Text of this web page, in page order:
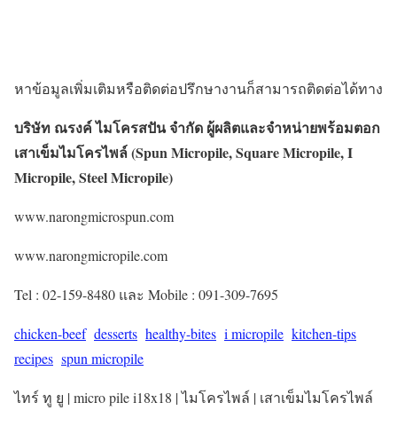
หาข้อมูลเพิ่มเติมหรือติดต่อปรึกษางานก็สามารถติดต่อได้ทาง
บริษัท ณรงค์ ไมโครสปัน จำกัด ผู้ผลิตและจำหน่ายพร้อมตอก
เสาเข็มไมโครไพล์ (Spun Micropile, Square Micropile, I
Micropile, Steel Micropile)
www.narongmicrospun.com
www.narongmicropile.com
Tel : 02-159-8480 และ Mobile : 091-309-7695
chicken-beef desserts healthy-bites i micropile kitchen-tips
recipes spun micropile
ไทร์ ทู ยู | micro pile i18x18 | ไมโครไพล์ | เสาเข็มไมโครไพล์